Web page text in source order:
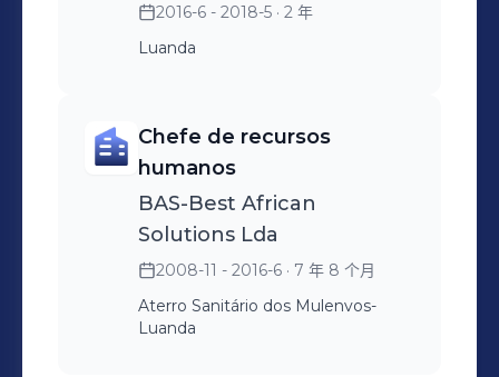
no portal SIASP, do
MIRIMPET; Promover o
iniciativas criativas;
2016-6 - 2018-5 · 2 年
Luanda
Chefe de recursos
humanos
BAS-Best African
Solutions Lda
2008-11 - 2016-6 · 7 年 8 个月
Aterro Sanitário dos Mulenvos-
Luanda